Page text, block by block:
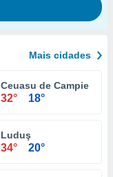
Mais cidades
Ceuasu de Campie
32° 18°
Luduş
34° 20°